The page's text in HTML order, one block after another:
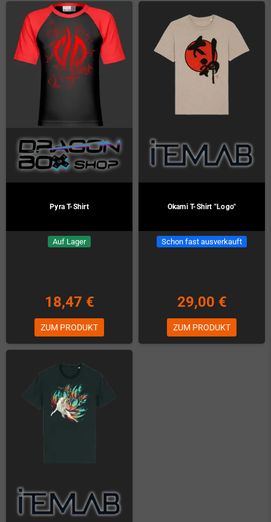
Pyra T-Shirt
Auf Lager
18,47 €
ZUM PRODUKT
Okami T-Shirt "Logo"
Schon fast ausverkauft
29,00 €
ZUM PRODUKT